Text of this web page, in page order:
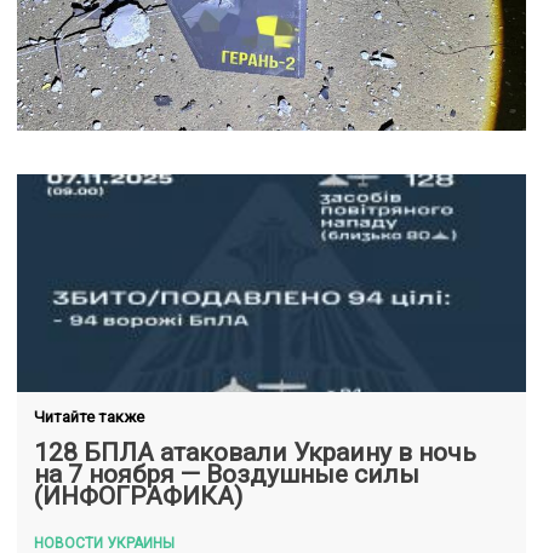
Читайте также
128 БПЛА атаковали Украину в ночь
на 7 ноября — Воздушные силы
(ИНФОГРАФИКА)
НОВОСТИ УКРАИНЫ